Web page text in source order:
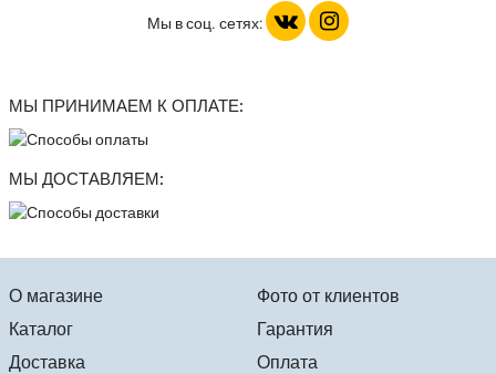
Мы в соц. сетях:
МЫ ПРИНИМАЕМ К ОПЛАТЕ:
МЫ ДОСТАВЛЯЕМ:
О магазине
Каталог
Доставка
Фото от клиентов
Гарантия
Оплата